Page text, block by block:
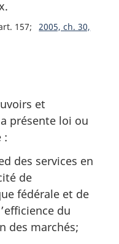
157
2005, ch. 30,
et
présente loi ou
:
des services en
de
fédérale et de
du
des marchés;